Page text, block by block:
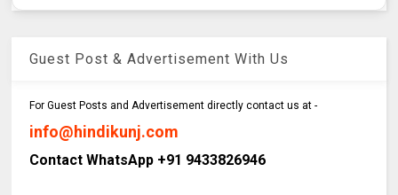
Guest Post & Advertisement With Us
For Guest Posts and Advertisement directly contact us at -
info@hindikunj.com
Contact WhatsApp +91 9433826946